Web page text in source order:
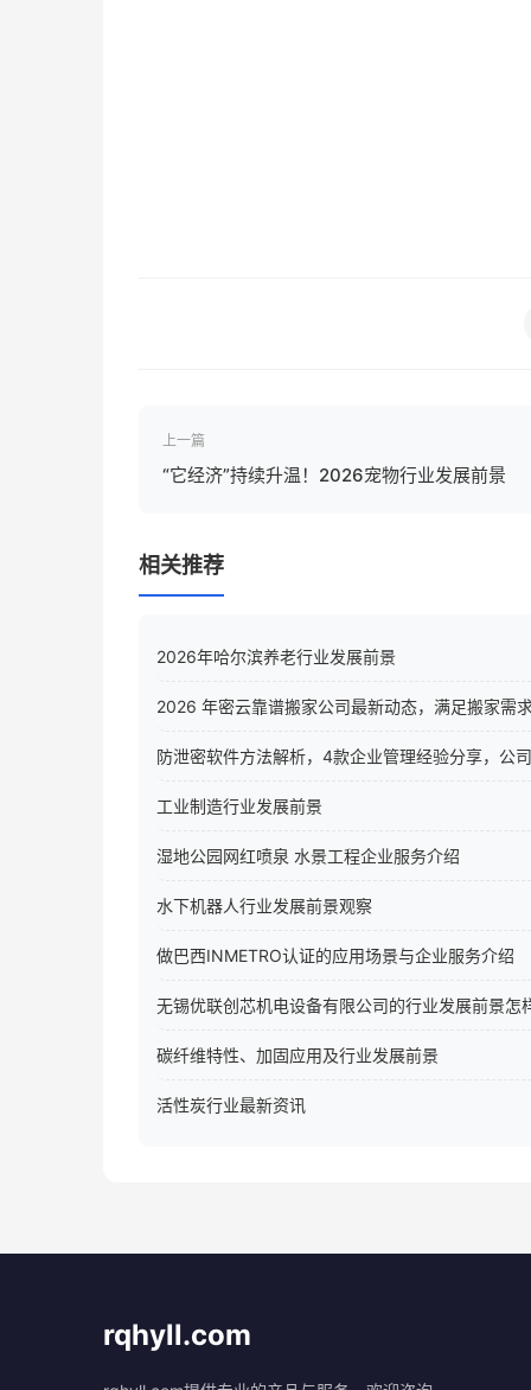
上一篇
“它经济”持续升温！2026宠物行业发展前景
相关推荐
2026年哈尔滨养老行业发展前景
2026 年密云靠谱搬家公司最新动态，满足搬家需求
防泄密软件方法解析，4款企业管理经验分享，公
工业制造行业发展前景
湿地公园网红喷泉 水景工程企业服务介绍
水下机器人行业发展前景观察
做巴西INMETRO认证的应用场景与企业服务介绍
无锡优联创芯机电设备有限公司的行业发展前景怎
碳纤维特性、加固应用及行业发展前景
活性炭行业最新资讯
rqhyll.com